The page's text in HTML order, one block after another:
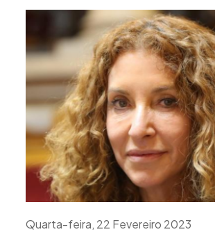
Quarta-feira, 22 Fevereiro 2023